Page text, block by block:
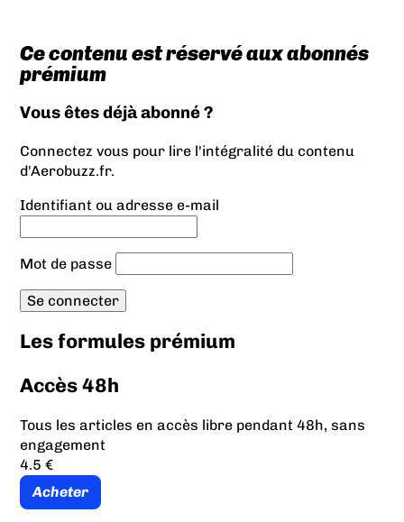
Ce contenu est réservé aux abonnés
prémium
Vous êtes déjà abonné ?
Connectez vous pour lire l'intégralité du contenu
d'Aerobuzz.fr.
Identifiant ou adresse e-mail
Mot de passe
Les formules prémium
Accès 48h
Tous les articles en accès libre pendant 48h, sans
engagement
4.5 €
Acheter